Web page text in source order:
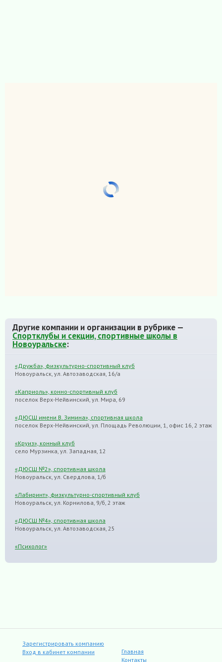
Другие компании и организации в рубрике —
Спортклубы и секции, спортивные школы в
Новоуральске:
«Дружба», физкультурно-спортивный клуб
Новоуральск, ул. Автозаводская, 16/а
«Каприоль», конно-спортивный клуб
поселок Верх-Нейвинский, ул. Мира, 69
«ДЮСШ имени В. Зимина», спортивная школа
поселок Верх-Нейвинский, ул. Площадь Революции, 1, офис 16, 2 этаж
«Круиз», конный клуб
село Мурзинка, ул. Западная, 12
«ДЮСШ №2», спортивная школа
Новоуральск, ул. Свердлова, 1/б
«Лабиринт», физкультурно-спортивный клуб
Новоуральск, ул. Корнилова, 9/б, 2 этаж
«ДЮСШ №4», спортивная школа
Новоуральск, ул. Автозаводская, 25
«Психолог»
Зарегистрировать компанию
Вход в кабинет компании
Главная
Контакты